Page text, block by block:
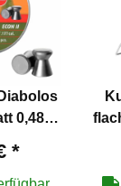
0,48
*